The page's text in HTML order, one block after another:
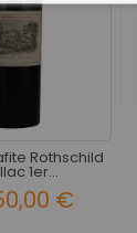
Rothschild
1er...
€